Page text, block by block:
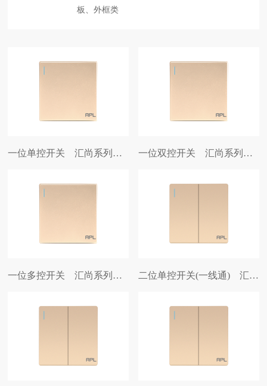
板、外框类
一位单控开关 汇尚系列开关插座 一位双控开关 汇尚系列开关插座
一位多控开关 汇尚系列开关插座 二位单控开关(一线通) 汇尚系列开关插座